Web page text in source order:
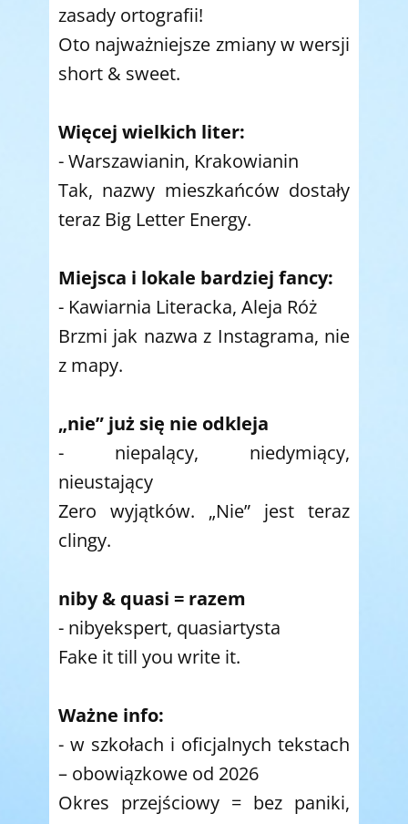
zasady ortografii!
Oto najważniejsze zmiany w wersji
short & sweet.
Więcej wielkich liter:
-Warszawianin, Krakowianin
Tak, nazwy mieszkańców dostały
teraz Big Letter Energy.
Miejsca i lokale bardziej fancy:
- Kawiarnia Literacka, Aleja Róż
Brzmi jak nazwa z Instagrama, nie
z mapy.
„nie” już się nie odkleja
- niepalący, niedymiący,
nieustający
Zero wyjątków. „Nie” jest teraz
clingy.
niby & quasi = razem
- nibyekspert, quasiartysta
Fake it till you write it.
Ważne info:
- w szkołach i oficjalnych tekstach
– obowiązkowe od 2026
Okres przejściowy = bez paniki,